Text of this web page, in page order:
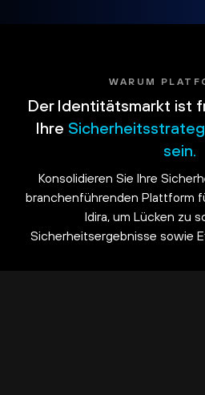
WARUM
Der Identitätsmarkt ist
Ihre
sein.
Konsolidieren Sie Ihre
branchenführenden Plattform
Idira, um Lücken zu
Sicherheitsergebnisse sowie